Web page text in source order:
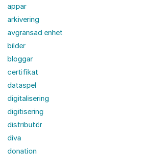
appar
arkivering
avgränsad enhet
bilder
bloggar
certifikat
dataspel
digitalisering
digitisering
distributör
diva
donation